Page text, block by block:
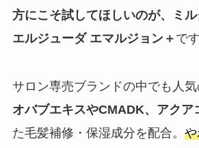
方にこそ試してほしいのが、ミ
エルジューダ エマルジョン＋ です
サロン専売ブランドの中でも人
オバブエキスやCMADK、アクア
た毛髪補修・保湿成分を配合。